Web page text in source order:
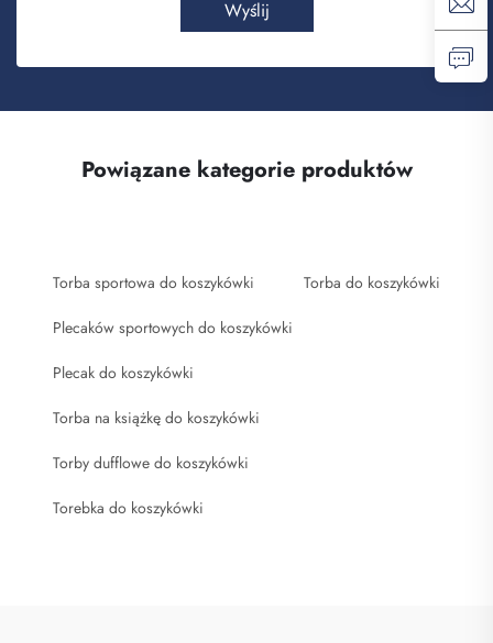
Wyślij
Powiązane kategorie produktów
Torba sportowa do koszykówki Torba do koszykówki
Plecaków sportowych do koszykówki
Plecak do koszykówki
Torba na książkę do koszykówki
Torby dufflowe do koszykówki
Torebka do koszykówki